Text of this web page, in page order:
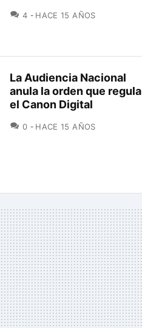
4 COMENTARIOS
HACE 15 AÑOS
La Audiencia Nacional
anula la orden que regula
el Canon Digital
0 COMENTARIOS
HACE 15 AÑOS